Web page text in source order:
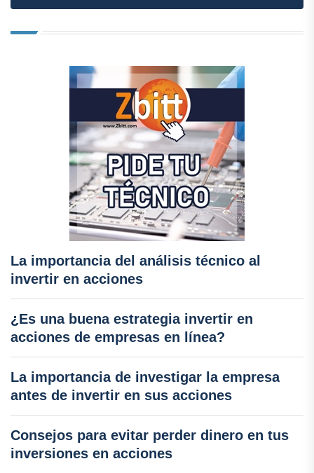
La importancia del análisis técnico al
invertir en acciones
¿Es una buena estrategia invertir en
acciones de empresas en línea?
La importancia de investigar la empresa
antes de invertir en sus acciones
Consejos para evitar perder dinero en tus
inversiones en acciones